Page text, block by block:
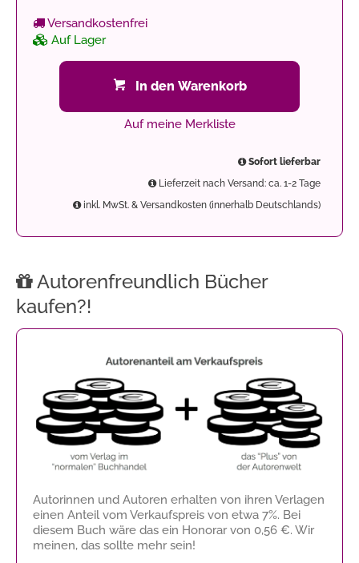
Versandkostenfrei
Auf Lager
In den Warenkorb
Auf meine Merkliste
Sofort lieferbar
Lieferzeit nach Versand: ca. 1-2 Tage
inkl. MwSt. & Versandkosten (innerhalb Deutschlands)
Autorenfreundlich Bücher
kaufen?!
Autorinnen und Autoren erhalten von ihren Verlagen
einen Anteil vom Verkaufspreis von etwa 7%. Bei
diesem Buch wäre das ein Honorar von 0,56 €. Wir
meinen, das sollte mehr sein!